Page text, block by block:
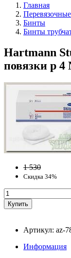
Главная
Перевязочные
Бинты
Бинты
Hartmann
повязки р 4
1 530
Скидка 34%
Артикул: az-
Информация